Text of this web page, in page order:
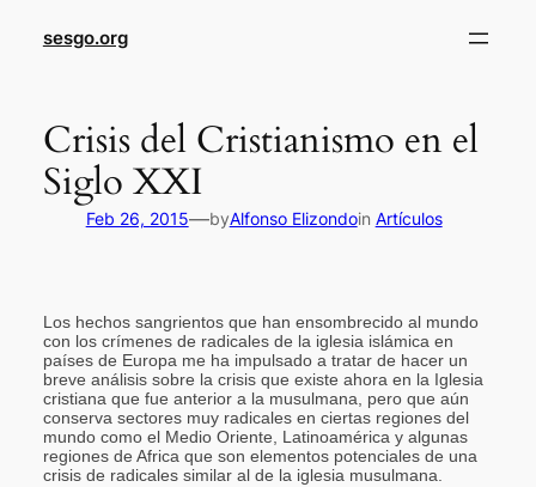
sesgo.org
Crisis del Cristianismo en el
Siglo XXI
Feb 26, 2015—byAlfonso Elizondoin Artículos
Los hechos sangrientos que han ensombrecido al mundo
con los crímenes de radicales de la iglesia islámica en
países de Europa me ha impulsado a tratar de hacer un
breve análisis sobre la crisis que existe ahora en la Iglesia
cristiana que fue anterior a la musulmana, pero que aún
conserva sectores muy radicales en ciertas regiones del
mundo como el Medio Oriente, Latinoamérica y algunas
regiones de Africa que son elementos potenciales de una
crisis de radicales similar al de la iglesia musulmana.